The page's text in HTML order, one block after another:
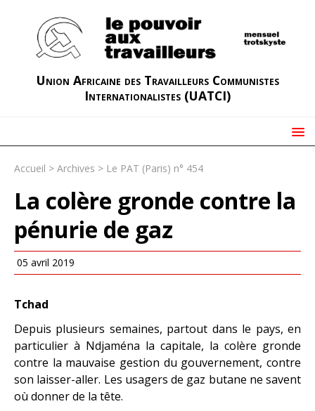
Union Africaine des Travailleurs Communistes
Internationalistes (UATCI)
Accueil > Archives > Le PAT (Paris) n° 454
La colère gronde contre la
pénurie de gaz
05 avril 2019
Tchad
Depuis plusieurs semaines, partout dans le pays, en
particulier à Ndjaména la capitale, la colère gronde
contre la mauvaise gestion du gouvernement, contre
son laisser-aller. Les usagers de gaz butane ne savent
où donner de la tête.